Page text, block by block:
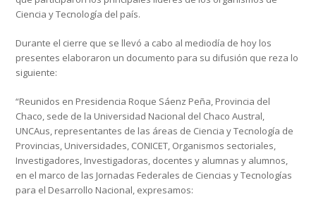
Ciencia y Tecnología del país.
Durante el cierre que se llevó a cabo al mediodía de hoy los
presentes elaboraron un documento para su difusión que reza lo
siguiente:
“Reunidos en Presidencia Roque Sáenz Peña, Provincia del
Chaco, sede de la Universidad Nacional del Chaco Austral,
UNCAus, representantes de las áreas de Ciencia y Tecnología de
Provincias, Universidades, CONICET, Organismos sectoriales,
Investigadores, Investigadoras, docentes y alumnas y alumnos,
en el marco de las Jornadas Federales de Ciencias y Tecnologías
para el Desarrollo Nacional, expresamos: